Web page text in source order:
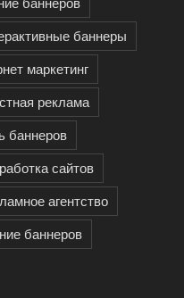
баннеры
маркетинг
реклама
баннеров
сайтов
агентство
баннеров